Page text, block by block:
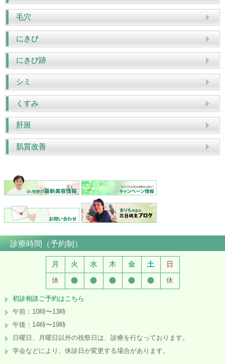
毛穴
にきび
にきび跡
シミ
くすみ
肝斑
肌質改善
診療時間（予約制）
月 火 水 木 金 土
日
休
● ● ● ● ● 休
初診相談ご予約はこちら
午前：10時〜13時
午後：14時〜19時
日曜日、月曜日以外の祝祭日は、診療を行なっております。
学会などにより、休診日が変更する場合があります。